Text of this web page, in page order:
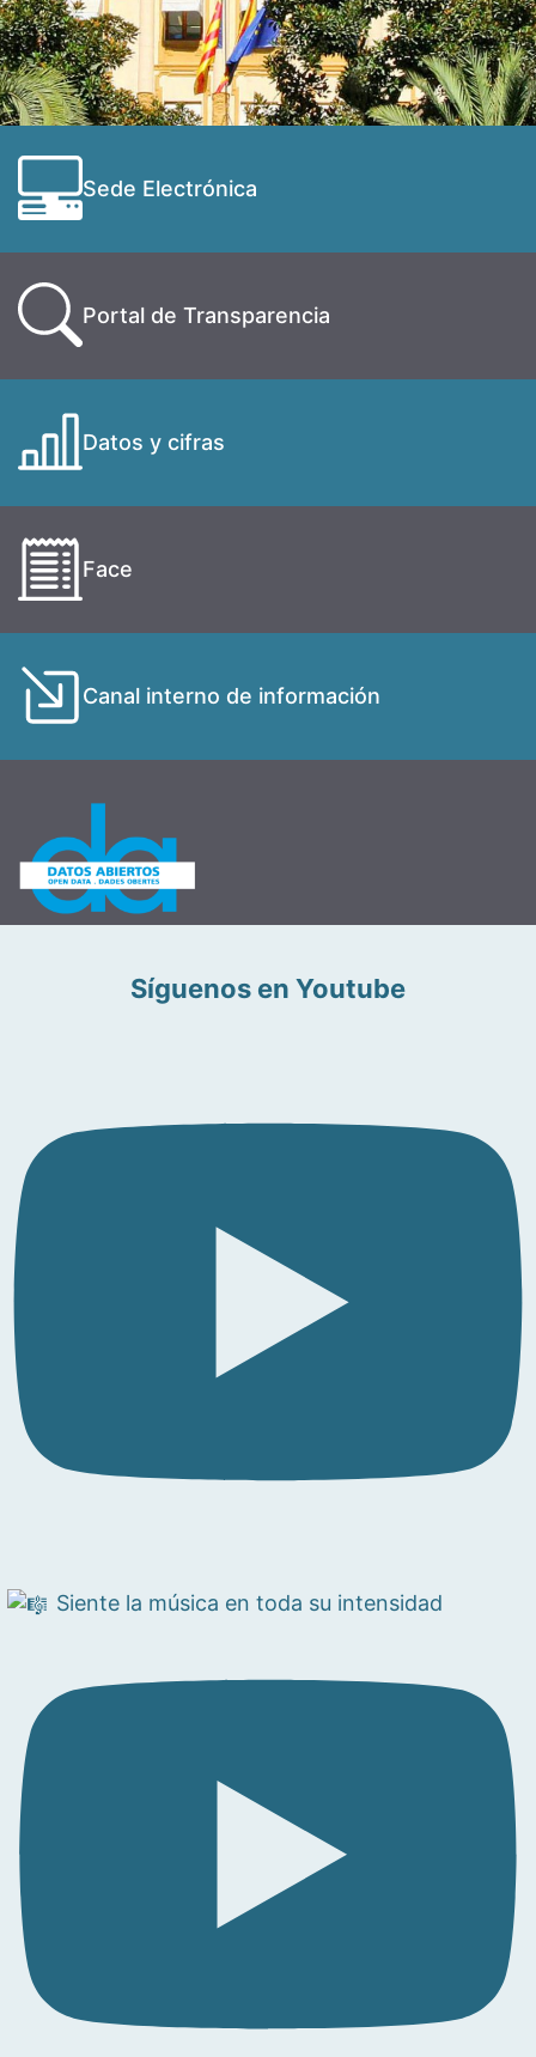
Sede Electrónica
Portal de Transparencia
Datos y cifras
Face
Canal interno de información
Síguenos en Youtube
Siente la música en toda su intensidad